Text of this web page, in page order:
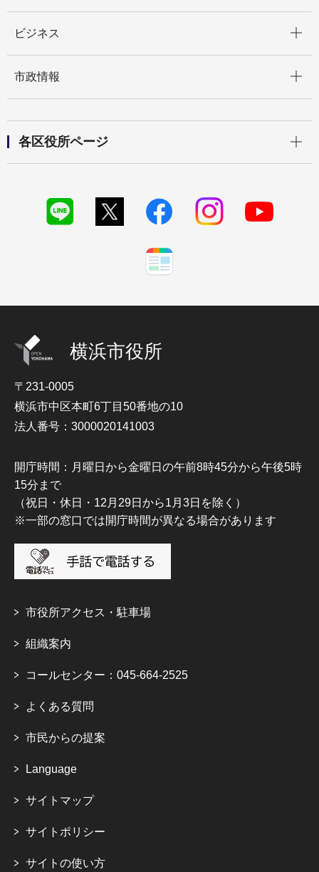
ビジネス
市政情報
各区役所ページ
横浜市役所
〒231-0005
横浜市中区本町6丁目50番地の10
法人番号：3000020141003
開庁時間：月曜日から金曜日の午前8時45分から午後5時
15分まで
（祝日・休日・12月29日から1月3日を除く）
※一部の窓口では開庁時間が異なる場合があります
市役所アクセス・駐車場
組織案内
コールセンター：045-664-2525
よくある質問
市民からの提案
Language
サイトマップ
サイトポリシー
サイトの使い方